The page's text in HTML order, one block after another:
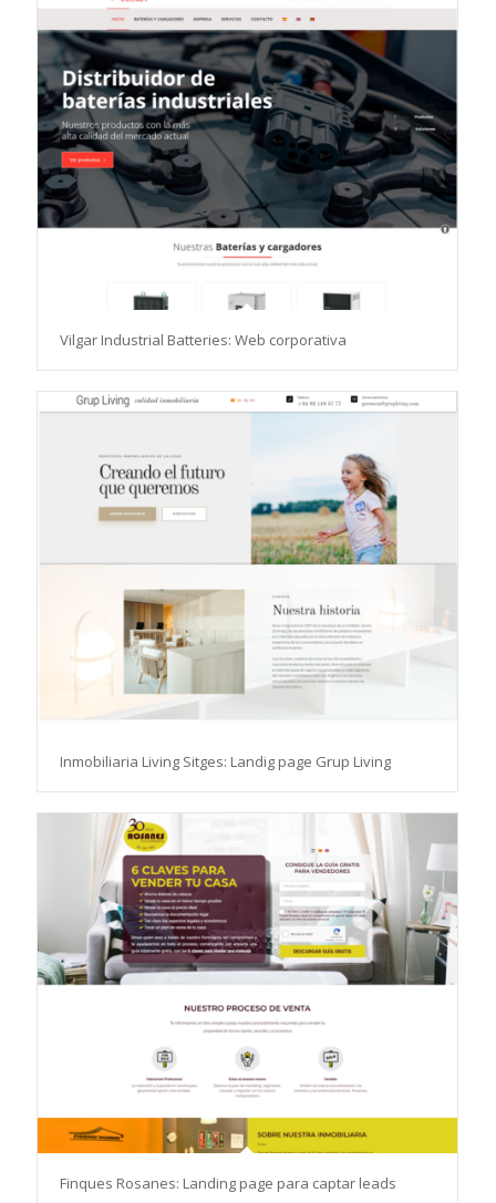
Vilgar Industrial Batteries: Web corporativa
Inmobiliaria Living Sitges: Landig page Grup Living
Finques Rosanes: Landing page para captar leads